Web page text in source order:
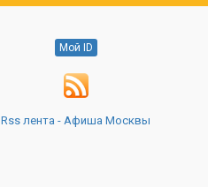
Мой ID
Rss лента - Афиша Москвы